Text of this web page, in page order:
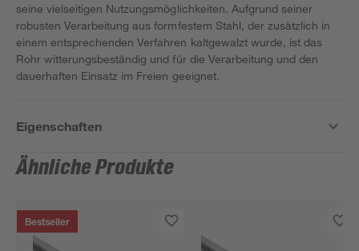
seine vielseitigen Nutzungsmöglichkeiten. Aufgrund seiner
robusten Verarbeitung aus formfestem Stahl, der zusätzlich in
einem entsprechenden Verfahren kaltgewalzt wurde, ist das
Rohr witterungsbeständig und für die Verarbeitung und den
dauerhaften Einsatz im Freien geeignet.
Eigenschaften
Ähnliche Produkte
Bestseller